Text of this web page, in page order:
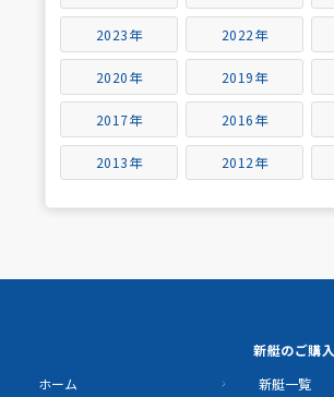
2023年 2022年
2020年 2019年
2017年 2016年
2013年 2012年
ホーム
新艇のご購入
新艇一覧